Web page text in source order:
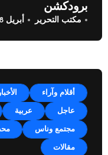
برودكشن
مكتب التحرير أبريل 28, 2023
أقلام وآراء الأخبار
عاجل عربية
مجتمع وناس
مقالات